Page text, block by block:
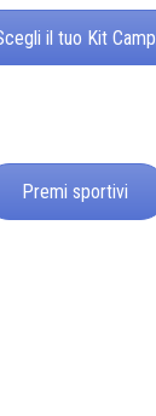
il tuo Kit Camp
Premi sportivi